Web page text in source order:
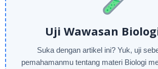
Uji Wawasan
Suka dengan artikel ini? Yuk, uji
pemahamanmu tentang materi Biologi